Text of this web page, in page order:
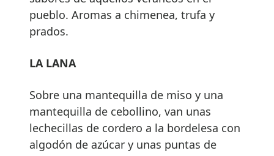
pueblo. Aromas a chimenea, trufa y
prados.
LA LANA
Sobre una mantequilla de miso y una
mantequilla de cebollino, van unas
lechecillas de cordero a la bordelesa con
algodón de azúcar y unas puntas de